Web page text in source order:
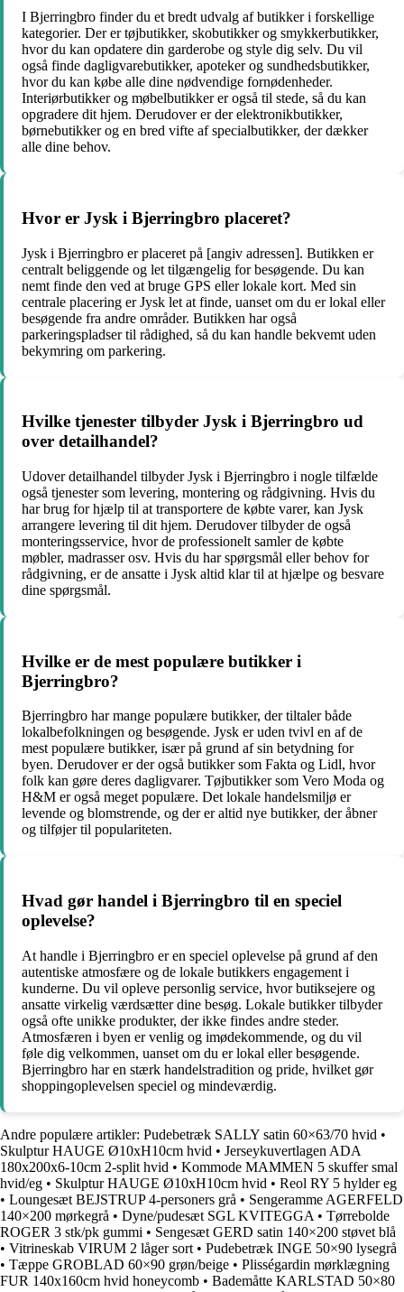
I Bjerringbro finder du et bredt udvalg af butikker i forskellige
kategorier. Der er tøjbutikker, skobutikker og smykkerbutikker,
hvor du kan opdatere din garderobe og style dig selv. Du vil
også finde dagligvarebutikker, apoteker og sundhedsbutikker,
hvor du kan købe alle dine nødvendige fornødenheder.
Interiørbutikker og møbelbutikker er også til stede, så du kan
opgradere dit hjem. Derudover er der elektronikbutikker,
børnebutikker og en bred vifte af specialbutikker, der dækker
alle dine behov.
Hvor er Jysk i Bjerringbro placeret?
Jysk i Bjerringbro er placeret på [angiv adressen]. Butikken er
centralt beliggende og let tilgængelig for besøgende. Du kan
nemt finde den ved at bruge GPS eller lokale kort. Med sin
centrale placering er Jysk let at finde, uanset om du er lokal eller
besøgende fra andre områder. Butikken har også
parkeringspladser til rådighed, så du kan handle bekvemt uden
bekymring om parkering.
Hvilke tjenester tilbyder Jysk i Bjerringbro ud
over detailhandel?
Udover detailhandel tilbyder Jysk i Bjerringbro i nogle tilfælde
også tjenester som levering, montering og rådgivning. Hvis du
har brug for hjælp til at transportere de købte varer, kan Jysk
arrangere levering til dit hjem. Derudover tilbyder de også
monteringsservice, hvor de professionelt samler de købte
møbler, madrasser osv. Hvis du har spørgsmål eller behov for
rådgivning, er de ansatte i Jysk altid klar til at hjælpe og besvare
dine spørgsmål.
Hvilke er de mest populære butikker i
Bjerringbro?
Bjerringbro har mange populære butikker, der tiltaler både
lokalbefolkningen og besøgende. Jysk er uden tvivl en af ​​de
mest populære butikker, især på grund af sin betydning for
byen. Derudover er der også butikker som Fakta og Lidl, hvor
folk kan gøre deres dagligvarer. Tøjbutikker som Vero Moda og
H&M er også meget populære. Det lokale handelsmiljø er
levende og blomstrende, og der er altid nye butikker, der åbner
og tilføjer til populariteten.
Hvad gør handel i Bjerringbro til en speciel
oplevelse?
At handle i Bjerringbro er en speciel oplevelse på grund af den
autentiske atmosfære og de lokale butikkers engagement i
kunderne. Du vil opleve personlig service, hvor butiksejere og
ansatte virkelig værdsætter dine besøg. Lokale butikker tilbyder
også ofte unikke produkter, der ikke findes andre steder.
Atmosfæren i byen er venlig og imødekommende, og du vil
føle dig velkommen, uanset om du er lokal eller besøgende.
Bjerringbro har en stærk handelstradition og pride, hvilket gør
shoppingoplevelsen speciel og mindeværdig.
Andre populære artikler: Pudebetræk SALLY satin 60×63/70 hvid •
Skulptur HAUGE Ø10xH10cm hvid • Jerseykuvertlagen ADA
180x200x6-10cm 2-split hvid • Kommode MAMMEN 5 skuffer smal
hvid/eg • Skulptur HAUGE Ø10xH10cm hvid • Reol RY 5 hylder eg
• Loungesæt BEJSTRUP 4-personers grå • Sengeramme AGERFELD
140×200 mørkegrå • Dyne/pudesæt SGL KVITEGGA • Tørrebolde
ROGER 3 stk/pk gummi • Sengesæt GERD satin 140×200 støvet blå
• Vitrineskab VIRUM 2 låger sort • Pudebetræk INGE 50×90 lysegrå
• Tæppe GROBLAD 60×90 grøn/beige • Plisségardin mørklægning
FUR 140x160cm hvid honeycomb • Bademåtte KARLSTAD 50×80